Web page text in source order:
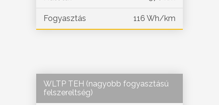
Fogyasztás 116 Wh/km
WLTP TEH (nagyobb fogyasztású
felszereltség)